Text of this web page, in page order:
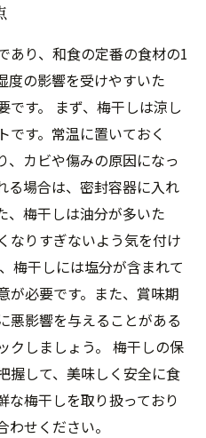
あり、和食の定番の食材の1
度の影響を受けやすいた
です。 まず、梅干しは涼し
です。常温に置いておく
、カビや傷みの原因になっ
る場合は、密封容器に入れ
、梅干しは油分が多いた
なりすぎないよう気を付け
梅干しには塩分が含まれて
が必要です。また、賞味期
悪影響を与えることがある
クしましょう。 梅干しの保
握して、美味しく安全に食
な梅干しを取り扱っており
せください。